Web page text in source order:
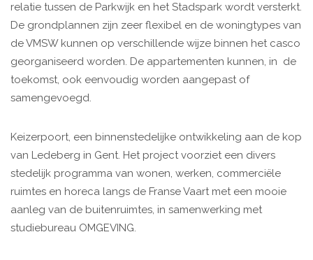
relatie tussen de Parkwijk en het Stadspark wordt versterkt.
De grondplannen zijn zeer flexibel en de woningtypes van
de VMSW kunnen op verschillende wijze binnen het casco
georganiseerd worden. De appartementen kunnen, in de
toekomst, ook eenvoudig worden aangepast of
samengevoegd.
Keizerpoort, een binnenstedelijke ontwikkeling aan de kop
van Ledeberg in Gent. Het project voorziet een divers
stedelijk programma van wonen, werken, commerciële
ruimtes en horeca langs de Franse Vaart met een mooie
aanleg van de buitenruimtes, in samenwerking met
studiebureau OMGEVING.